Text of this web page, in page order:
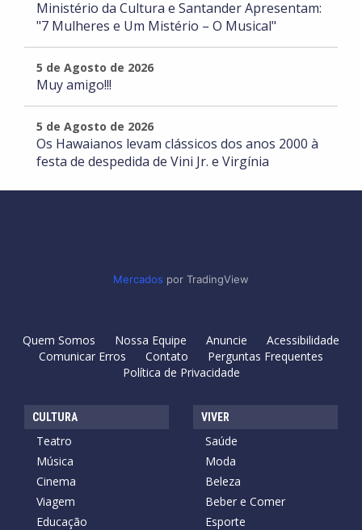
Ministério da Cultura e Santander Apresentam:
"7 Mulheres e Um Mistério – O Musical"
5 de Agosto de 2026
Muy amigo!!!
5 de Agosto de 2026
Os Hawaianos levam clássicos dos anos 2000 à
festa de despedida de Vini Jr. e Virgínia
Mercados por TradingView
Quem Somos Nossa Equipe Anuncie
Acessibilidade
Comunicar Erros
Contato
Perguntas Frequentes
Política de Privacidade
CULTURA
Teatro
Música
Cinema
Viagem
Educação
VIVER
Saúde
Moda
Beleza
Beber e Comer
Esporte